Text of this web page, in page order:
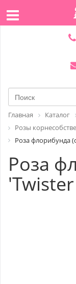
Главная Каталог
Розы
Роза флорибунда
Роза